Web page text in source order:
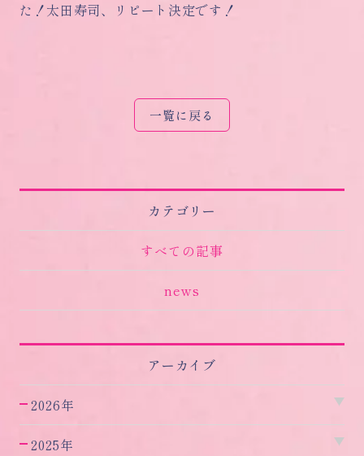
カテゴリー
すべての記事
news
アーカイブ
2026年
2025年
た！太田寿司、リピート決定です！
一覧に戻る